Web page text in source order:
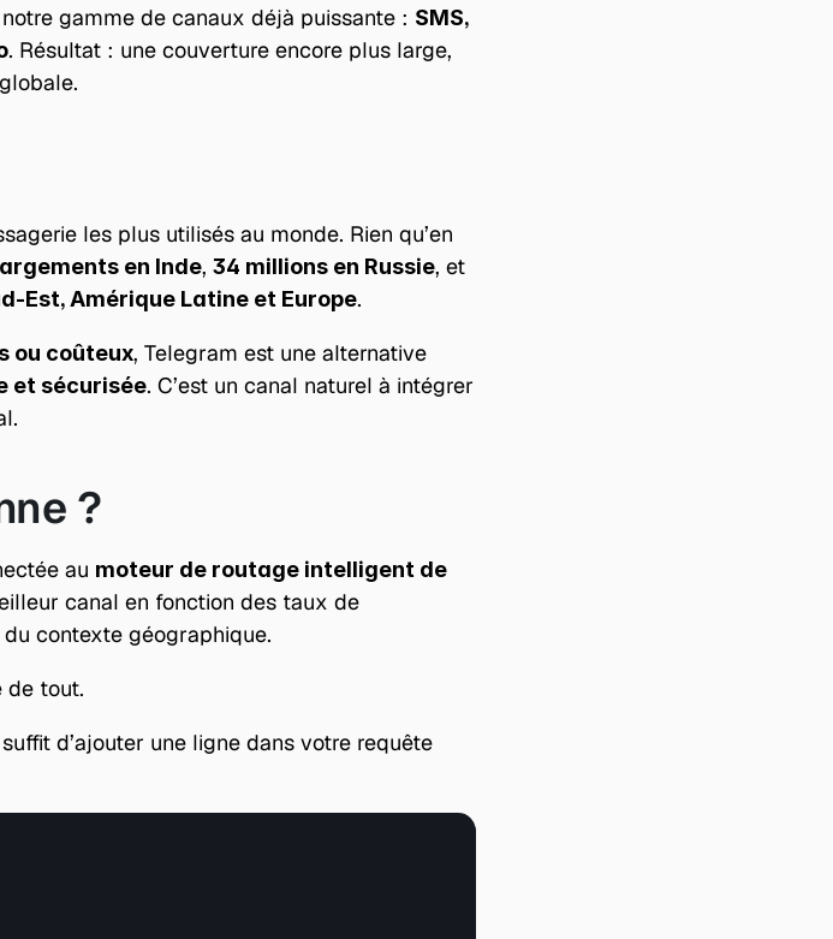
gamme de canaux déjà puissante : SMS,
. Résultat : une couverture encore plus large,
les plus utilisés au monde. Rien qu’en
en Inde, 34 millions en Russie, et
Est, Amérique Latine et Europe.
ou coûteux, Telegram est une alternative
et sécurisée. C’est un canal naturel à intégrer
?
au moteur de routage intelligent de
canal en fonction des taux de
contexte géographique.
de tout.
d’ajouter une ligne dans votre requête